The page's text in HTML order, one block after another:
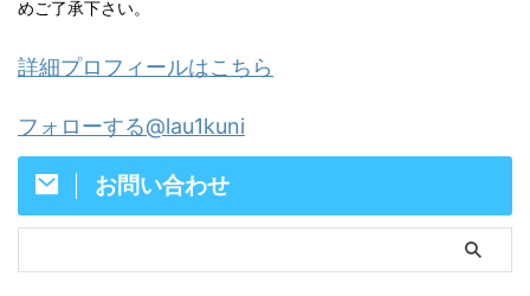
めご了承下さい。
詳細プロフィールはこちら
フォローする@lau1kuni
お問い合わせ